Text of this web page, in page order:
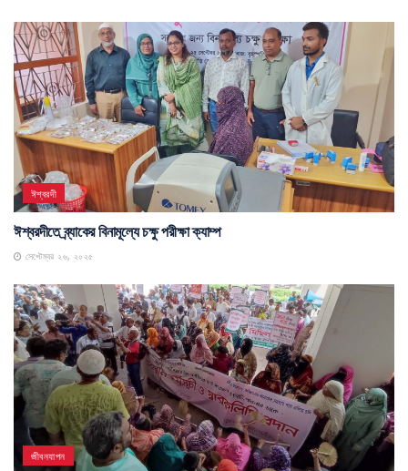
ঈশ্বরদী
ঈশ্বরদীতে ব্র্যাকের বিনামূল্যে চক্ষু পরীক্ষা ক্যাম্প
সেপ্টেম্বর ২৬, ২০২৫
জীবনযাপন